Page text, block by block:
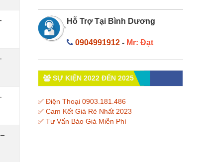
Hỗ Trợ Tại Bình Dương
0904991912 - Mr: Đạt
SỰ KIỆN 2022 ĐẾN 2025
✅ Điện Thoại 0903.181.486
✅ Cam Kết Giá Rẻ Nhất 2023
✅ Tư Vấn Báo Giá Miễn Phí